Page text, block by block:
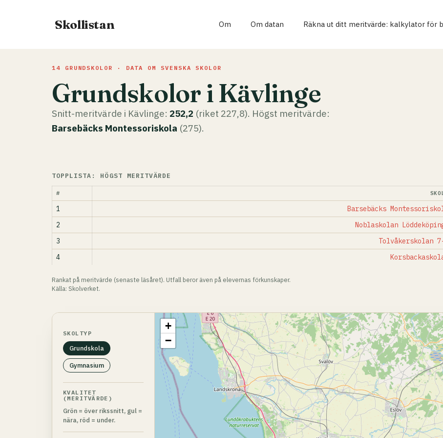
Skollistan Om Om datan Räkna ut ditt meritvärde: kalkylator för
14 GRUNDSKOLOR · DATA OM SVENSKA SKOLOR
Grundskolor i Kävlinge
Snitt-meritvärde i Kävlinge: 252,2 (riket 227,8). Högst meritvärde:
Barsebäcks Montessoriskola (275).
TOPPLISTA: HÖGST MERITVÄRDE
#
1 Barsebäcks
2
Noblaskolan
3
Tolvåkerskolan
4
Rankat på meritvärde (senaste läsåret). Utfall beror även på elevernas förkunskaper.
Källa: Skolverket.
SKOLTYP
Grundskola
Gymnasium
KVALITET
(MERITVÄRDE)
Grön = över rikssnitt, gul =
nära, röd = under.
+
−